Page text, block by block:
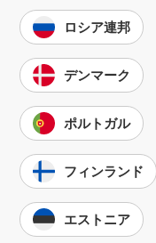
ロシア連邦
デンマーク
ポルトガル
フィンランド
エストニア